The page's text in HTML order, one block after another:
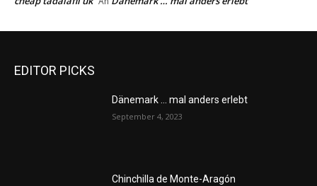
EDITOR PICKS
Dänemark … mal anders erlebt
September 4, 2023
Chinchilla de Monte-Aragón